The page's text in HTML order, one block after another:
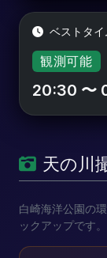
ベストタ
観測可能
20:30 〜
天の川
白崎海洋公園の
ックアップです。